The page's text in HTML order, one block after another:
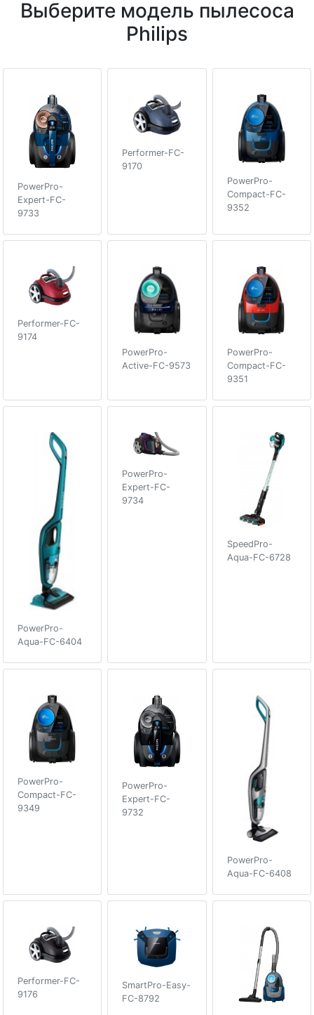
Выберите модель пылесоса
Philips
PowerPro-
Expert-FC-
9733
Performer-FC-
9170
PowerPro-
Compact-FC-
9352
Performer-FC-
9174
PowerPro-
Active-FC-9573
PowerPro-
Compact-FC-
9351
PowerPro-
Aqua-FC-6404
PowerPro-
Expert-FC-
9734
SpeedPro-
Aqua-FC-6728
PowerPro-
Compact-FC-
9349
PowerPro-
Expert-FC-
9732
PowerPro-
Aqua-FC-6408
Performer-FC-
9176
SmartPro-Easy-
FC-8792